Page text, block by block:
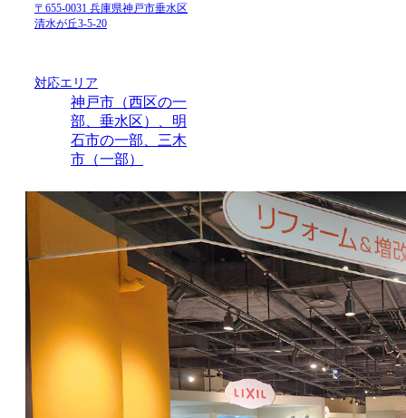
〒655-0031 兵庫県神戸市垂水区
清水が丘3-5-20
対応エリア
神戸市（西区の一
部、垂水区）、明
石市の一部、三木
市（一部）